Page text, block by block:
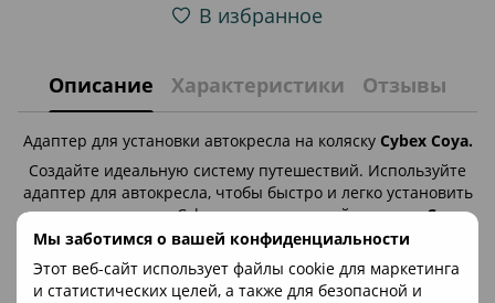
Мы заботимся о вашей конфиденциальности
Этот веб-сайт использует файлы cookie для маркетинга
и статистических целей, а также для безопасной и
В избранное
Описание Характеристики Отзывы
Адаптер для установки автокресла на коляску Cybex Coya.
Создайте идеальную систему путешествий. Используйте
адаптер для автокресла, чтобы быстро и легко установить
детское автокресло Cybex на раму детскойколяски Coya .
Используйте адаптеры для автомобильных сидений, чтобы
закрепить любое детское автокресло CYBEX на раме
коляски Coya и превратить его в практическую систему